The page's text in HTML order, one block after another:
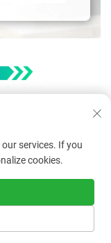
services. If you
cookies.